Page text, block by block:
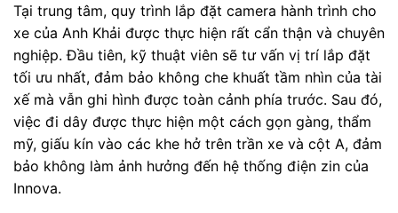
Tại trung tâm, quy trình lắp đặt camera hành trình cho
xe của Anh Khải được thực hiện rất cẩn thận và chuyên
nghiệp. Đầu tiên, kỹ thuật viên sẽ tư vấn vị trí lắp đặt
tối ưu nhất, đảm bảo không che khuất tầm nhìn của tài
xế mà vẫn ghi hình được toàn cảnh phía trước. Sau đó,
việc đi dây được thực hiện một cách gọn gàng, thẩm
mỹ, giấu kín vào các khe hở trên trần xe và cột A, đảm
bảo không làm ảnh hưởng đến hệ thống điện zin của
Innova.